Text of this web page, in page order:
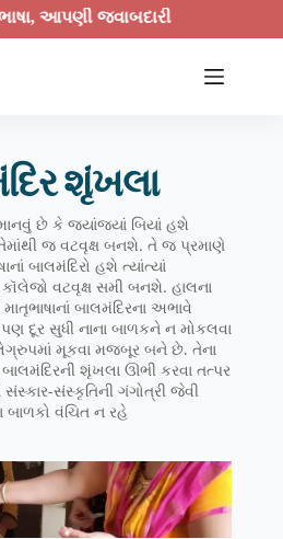
આપણી જવાબદારી
શૃંખલા
છે કે જ્યાંજ્યાં બિયાં હશે
જ વટવૃક્ષ બનશે. તે જ પ્રમાણે
બાલમંદિરો હશે ત્યાંત્યાં
વટવૃક્ષ સમી બનશે. હાલના
બાલમંદિરના અભાવે
દૂર સુધી નાના બાળકને ન મોકલવા
મૂકવા મજબૂર બને છે. તેના
શૃંખલા ઊભી કરવા તત્પર
સંસ્કૃતિની ગંગોત્રી જેવી
બાળકો વંચિત ન રહે